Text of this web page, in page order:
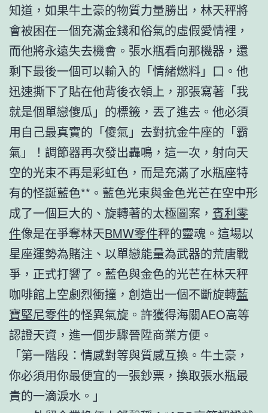
知道，如果牛土豪的物質力量勝出，林天秤將
會被困在一個充滿金錢和俗氣的虛假愛情裡，
而他將永遠失去機會。張水瓶看向那機器，還
剩下最後一個可以輸入的「情緒燃料」口。他
迅速撕下了貼在他背後衣領上，那張寫著「我
就是個單戀傻瓜」的標籤，丟了進去。他必須
用自己最真實的「傻氣」去對抗金牛座的「霸
氣」！調節器再次發出轟鳴，這一次，射向天
空的光束不再是彩虹色，而是充滿了水瓶座特
有的怪誕藍色**。藍色光束與金色光芒在空中形
成了一個巨大的、旋轉著的太極圖案， 賓利零
件像是在爭奪林天BMW零件秤的靈魂。這場以
星座運勢為賭注、以單戀能量為武器的荒唐戰
爭，正式打響了。藍色與金色的光芒在林天秤
咖啡館上空劇烈衝撞，創造出一個不斷旋轉藍
寶堅尼零件的怪異氣旋。許獲得海關AEO高等
認證天資，進一個步驟晉陞商業方便。
「第一階段：情感對等與質感互換。牛土豪，
你必須用你最便宜的一張鈔票，換取張水瓶最
貴的一滴淚水。」